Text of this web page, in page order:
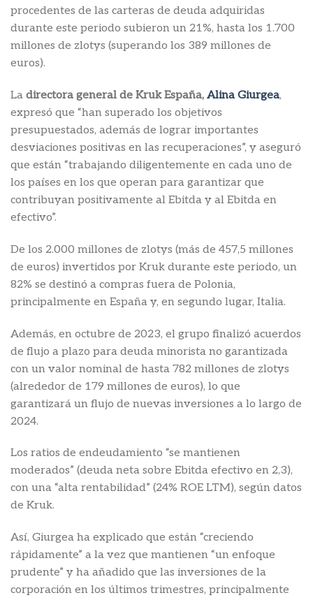
procedentes de las carteras de deuda adquiridas
durante este periodo subieron un 21%, hasta los 1.700
millones de zlotys (superando los 389 millones de
euros).
La directora general de Kruk España, Alina Giurgea,
expresó que “han superado los objetivos
presupuestados, además de lograr importantes
desviaciones positivas en las recuperaciones”, y aseguró
que están “trabajando diligentemente en cada uno de
los países en los que operan para garantizar que
contribuyan positivamente al Ebitda y al Ebitda en
efectivo”.
De los 2.000 millones de zlotys (más de 457,5 millones
de euros) invertidos por Kruk durante este periodo, un
82% se destinó a compras fuera de Polonia,
principalmente en España y, en segundo lugar, Italia.
Además, en octubre de 2023, el grupo finalizó acuerdos
de flujo a plazo para deuda minorista no garantizada
con un valor nominal de hasta 782 millones de zlotys
(alrededor de 179 millones de euros), lo que
garantizará un flujo de nuevas inversiones a lo largo de
2024.
Los ratios de endeudamiento “se mantienen
moderados” (deuda neta sobre Ebitda efectivo en 2,3),
con una “alta rentabilidad” (24% ROE LTM), según datos
de Kruk.
Así, Giurgea ha explicado que están “creciendo
rápidamente” a la vez que mantienen “un enfoque
prudente” y ha añadido que las inversiones de la
corporación en los últimos trimestres, principalmente